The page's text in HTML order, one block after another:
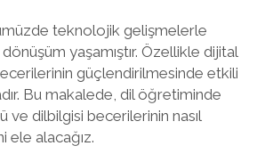
teknolojik gelişmelerle
yaşamıştır. Özellikle dijital
güçlendirilmesinde etkili
Bu makalede, dil öğretiminde
ve dilbilgisi becerilerinin nasıl
ele alacağız.